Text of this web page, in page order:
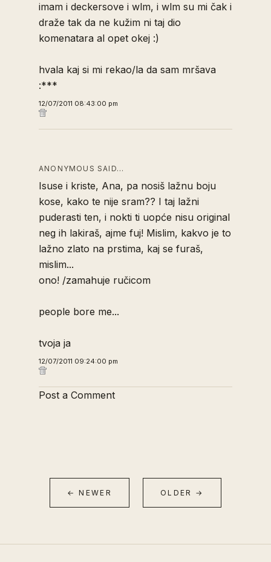
imam i deckersove i wlm, i wlm su mi čak i
draže tak da ne kužim ni taj dio
komenatara al opet okej :)
hvala kaj si mi rekao/la da sam mršava
:***
12/07/2011 08:43:00 pm
ANONYMOUS SAID…
Isuse i kriste, Ana, pa nosiš lažnu boju
kose, kako te nije sram?? I taj lažni
puderasti ten, i nokti ti uopće nisu original
neg ih lakiraš, ajme fuj! Mislim, kakvo je to
lažno zlato na prstima, kaj se furaš,
mislim...
ono! /zamahuje ručicom
people bore me...
tvoja ja
12/07/2011 09:24:00 pm
Post a Comment
← NEWER OLDER →